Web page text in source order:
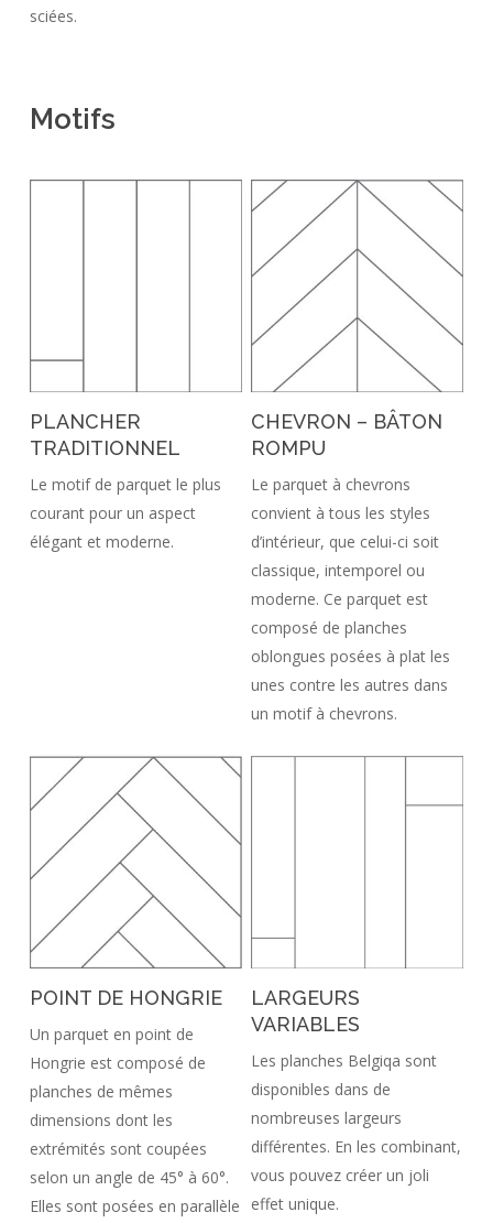
sciées.
Motifs
PLANCHER
TRADITIONNEL
Le motif de parquet le plus
courant pour un aspect
élégant et moderne.
CHEVRON – BÂTON
ROMPU
Le parquet à chevrons
convient à tous les styles
d’intérieur, que celui-ci soit
classique, intemporel ou
moderne. Ce parquet est
composé de planches
oblongues posées à plat les
unes contre les autres dans
un motif à chevrons.
POINT DE HONGRIE
Un parquet en point de
Hongrie est composé de
planches de mêmes
dimensions dont les
extrémités sont coupées
selon un angle de 45° à 60°.
Elles sont posées en parallèle
LARGEURS
VARIABLES
Les planches Belgiqa sont
disponibles dans de
nombreuses largeurs
différentes. En les combinant,
vous pouvez créer un joli
effet unique.